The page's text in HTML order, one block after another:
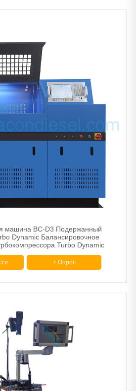
машина BC-D3 Подержанный
Dynamic Балансировочное
Turbo Dynamic
+ Опрос